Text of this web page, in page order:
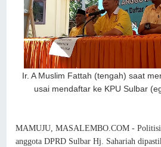
Ir. A Muslim Fattah (tengah) saat
usai mendaftar ke KPU Sulbar
MAMUJU, MASALEMBO.COM - Politisi
anggota DPRD Sulbar Hj. Sahariah